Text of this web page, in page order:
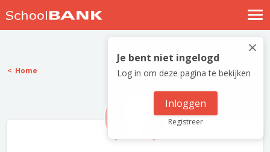
Nostalgische verhalen
Log in
Meld je gratis aan
×
Je bent niet ingelogd
Log in om deze pagina te bekijken
Inloggen
Registreer
Home